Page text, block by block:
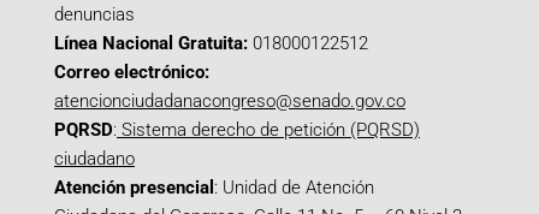
denuncias
Línea Nacional Gratuita: 018000122512
Correo electrónico:
atencionciudadanacongreso@senado.gov.co
PQRSD: Sistema derecho de petición (PQRSD)
ciudadano
Atención presencial : Unidad de Atención